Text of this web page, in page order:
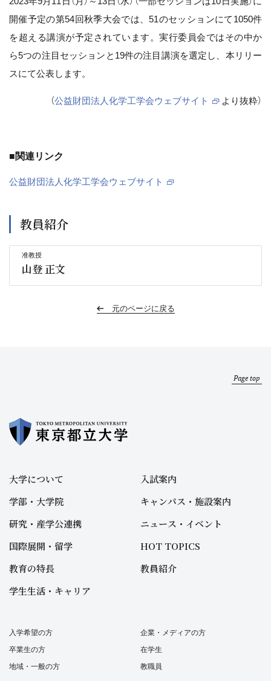
開催予定の第54回秋季大会では、51のセッションにて1050件
を超える講演が予定されています。実行委員会ではその中か
ら5つの注目セッションと19件の注目講演を選定し、本リリー
スにて公表します。
（公益財団法人化学工学会ウェブサイト より抜粋）
■関連リンク
公益財団法人化学工学会ウェブサイト
教員紹介
准教授
山登 正文
元のページに戻る
Page top
大学について
学部・大学院
研究・産学公連携
国際展開・留学
教育の特長
学生生活・キャリア
入試案内
キャンパス・施設案内
ニュース・イベント
HOT TOPICS
教員紹介
入学希望の方
卒業生の方
地域・一般の方
企業・メディアの方
在学生
教職員